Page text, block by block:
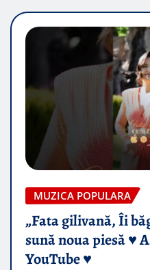
MUZICA POPULARA
„Fata gilivană, Îi
sună noua piesă ♥️
YouTube ♥️